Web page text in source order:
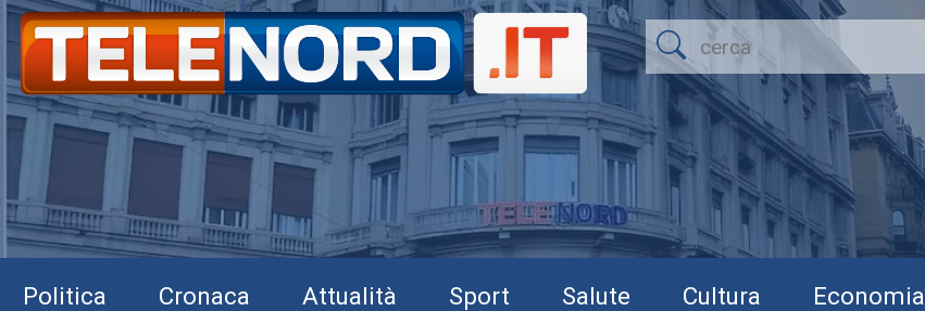
Politica Cronaca Attualità Sport Salute Cultura Economia